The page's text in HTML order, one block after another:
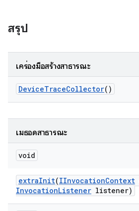
สรุป
เครื่องมือสร้างสาธารณะ
DeviceTraceCollector()
เมธอดสาธารณะ
void
extraInit(IInvocationContext
InvocationListener listener)